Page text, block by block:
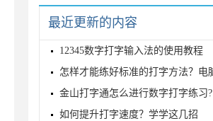
最近更新的内容
12345数字打字输入法的使用教程
金山打字通怎么进行数字打字练习?
如何提升打字速度？学学这几招